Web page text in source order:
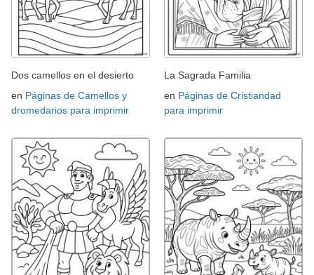
Dos camellos en el desierto
en Páginas de Camellos y
dromedarios para imprimir
La Sagrada Familia
en Páginas de Cristiandad
para imprimir